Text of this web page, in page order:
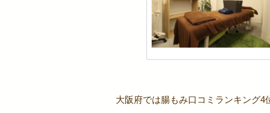
大阪府では腸もみ口コミランキング4